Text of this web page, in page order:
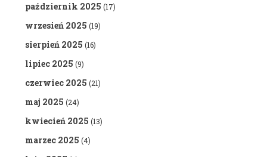
październik 2025 (17)
wrzesień 2025 (19)
sierpień 2025 (16)
lipiec 2025 (9)
czerwiec 2025 (21)
maj 2025 (24)
kwiecień 2025 (13)
marzec 2025 (4)